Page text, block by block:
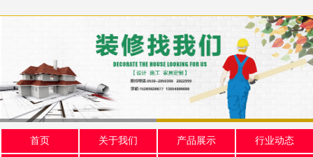
首页 关于我们 产品展示 行业动态